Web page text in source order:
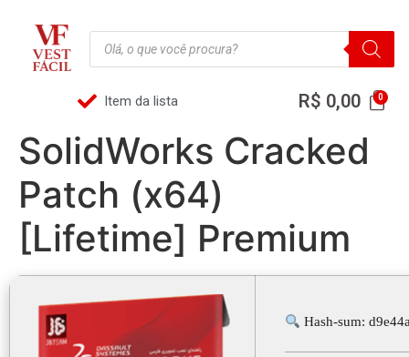
Item da lista R$ 0,00
SolidWorks Cracked
Patch (x64)
[Lifetime] Premium
Hash-sum: